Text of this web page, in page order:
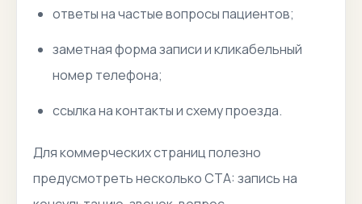
ответы на частые вопросы пациентов;
заметная форма записи и кликабельный
номер телефона;
ссылка на контакты и схему проезда.
Для коммерческих страниц полезно
предусмотреть несколько CTA: запись на